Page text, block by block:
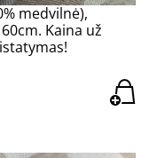
medvilnė),
Kaina už